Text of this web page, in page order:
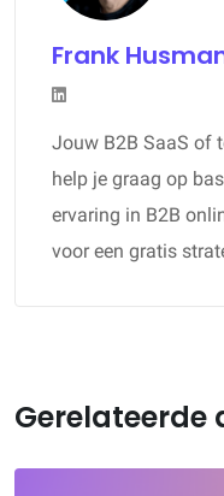
Frank
Jouw B2B SaaS of
help je graag op
ervaring in B2B
voor een gratis
Gerelateerde